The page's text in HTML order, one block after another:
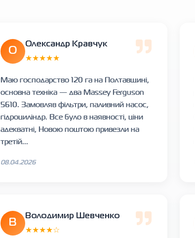
О
Олександр Кравчук
★★★★★
Маю господарство 120 га на Полтавщині,
основна техніка — два Massey Ferguson
5610. Замовляв фільтри, паливний насос,
гідроциліндр. Все було в наявності, ціни
адекватні, Новою поштою привезли на
третій...
08.04.2026
В
Володимир Шевченко
★★★★☆